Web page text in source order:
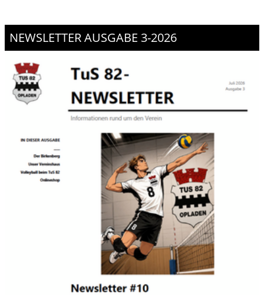
NEWSLETTER AUSGABE 3-2026